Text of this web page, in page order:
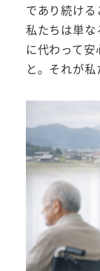
であり続ける
私たちは単
に代わって
と。それが私